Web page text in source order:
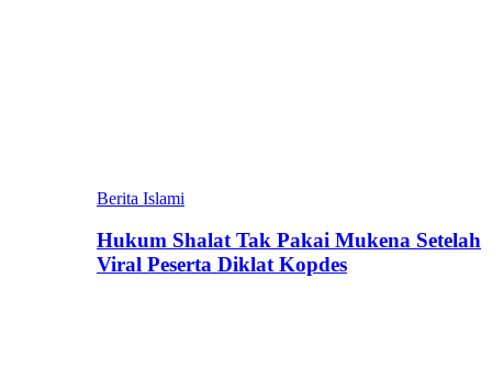
Berita Islami
Hukum Shalat Tak Pakai Mukena Setelah
Viral Peserta Diklat Kopdes